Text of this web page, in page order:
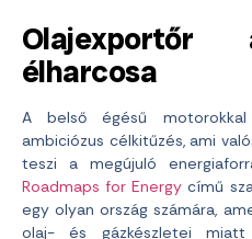
Olajexportőr
élharcosa
A belső égésű motorokkal
ambiciózus célkitűzés, ami
teszi a megújuló
Roadmaps for Energy című
egy olyan ország számára,
olaj- és gázkészletei miatt